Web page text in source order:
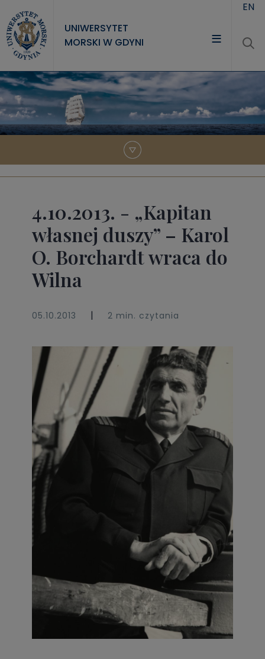
UNIWERSYTET
MORSKI W GDYNI
UNIWERSYTET
STUDIA
NAUKA
EN
4.10.2013. - „Kapitan
własnej duszy” – Karol
O. Borchardt wraca do
Wilna
05.10.2013 | 2 min. czytania